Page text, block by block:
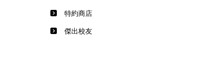
特約商店
傑出校友